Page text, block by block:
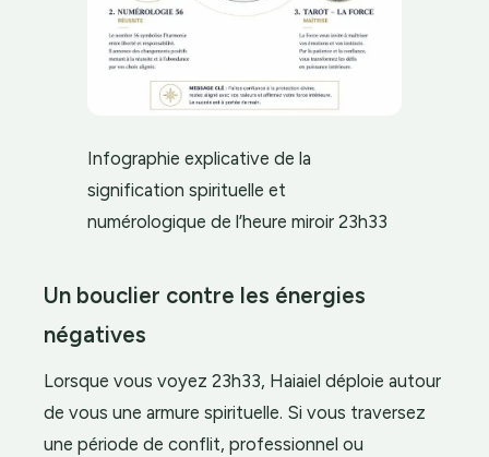
Infographie explicative de la
signification spirituelle et
numérologique de l’heure miroir 23h33
Un bouclier contre les énergies
négatives
Lorsque vous voyez 23h33, Haiaiel déploie autour
de vous une armure spirituelle. Si vous traversez
une période de conflit, professionnel ou